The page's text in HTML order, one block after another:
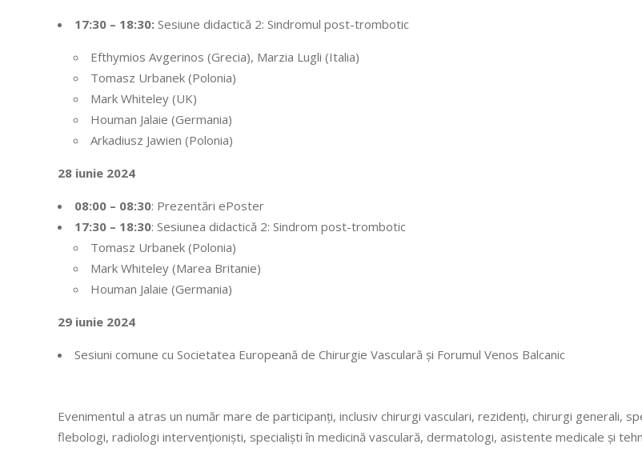
17:30 – 18:30: Sesiune didactică 2: Sindromul post-trombotic
Efthymios Avgerinos (Grecia), Marzia Lugli (Italia)
Tomasz Urbanek (Polonia)
Mark Whiteley (UK)
Houman Jalaie (Germania)
Arkadiusz Jawien (Polonia)
28 iunie 2024
08:00 – 08:30: Prezentări ePoster
17:30 – 18:30: Sesiunea didactică 2: Sindrom post-trombotic
Tomasz Urbanek (Polonia)
Mark Whiteley (Marea Britanie)
Houman Jalaie (Germania)
29 iunie 2024
Sesiuni comune cu Societatea Europeană de Chirurgie Vasculară și Forumul Venos Balcanic
Evenimentul a atras un număr mare de participanți, inclusiv chirurgi vasculari, rezidenți, chirurgi generali,
flebologi, radiologi intervenționiști, specialiști în medicină vasculară, dermatologi, asistente medicale și